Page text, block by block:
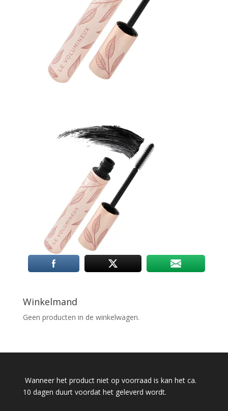
Winkelmand
Geen producten in de winkelwagen.
Wanneer het product niet op voorraad is kan het ca.
10 dagen duurt voordat het geleverd wordt.